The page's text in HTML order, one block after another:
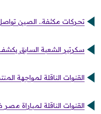
تحركات مكثفة.. الصين
سكرتير الشعبة السابق يكشف
القنوات الناقلة لمواجهة
القنوات الناقلة لمباراة